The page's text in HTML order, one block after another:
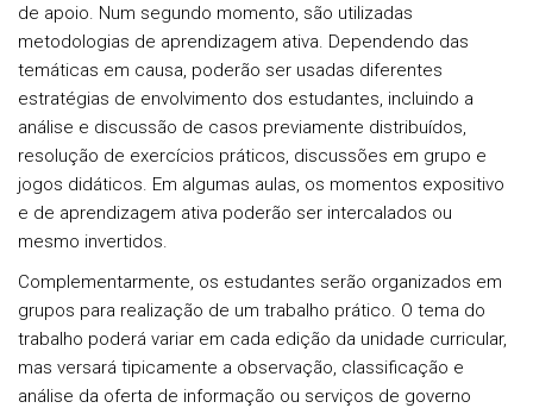
de apoio. Num segundo momento, são utilizadas
metodologias de aprendizagem ativa. Dependendo das
temáticas em causa, poderão ser usadas diferentes
estratégias de envolvimento dos estudantes, incluindo a
análise e discussão de casos previamente distribuídos,
resolução de exercícios práticos, discussões em grupo e
jogos didáticos. Em algumas aulas, os momentos expositivo
e de aprendizagem ativa poderão ser intercalados ou
mesmo invertidos.
Complementarmente, os estudantes serão organizados em
grupos para realização de um trabalho prático. O tema do
trabalho poderá variar em cada edição da unidade curricular,
mas versará tipicamente a observação, classificação e
análise da oferta de informação ou serviços de governo